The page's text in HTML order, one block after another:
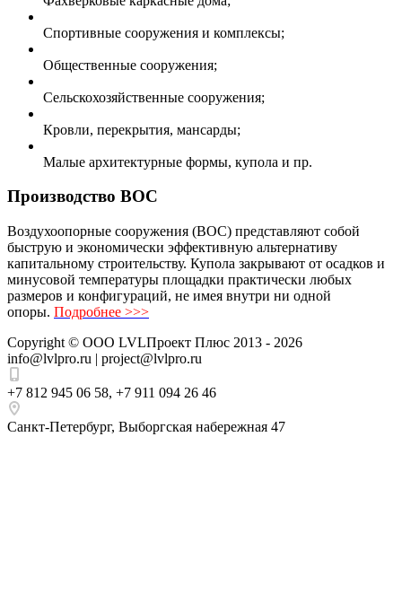
Спортивные сооружения и комплексы;
Общественные сооружения;
Сельскохозяйственные сооружения;
Кровли, перекрытия, мансарды;
Малые архитектурные формы, купола и пр.
Производство ВОС
Воздухоопорные сооружения (ВОС) представляют собой
быструю и экономически эффективную альтернативу
капитальному строительству. Купола закрывают от осадков и
минусовой температуры площадки практически любых
размеров и конфигураций, не имея внутри ни одной
опоры. Подробнее >>>
Copyright © ООО LVLПроект Плюс 2013 - 2026
info@lvlpro.ru | project@lvlpro.ru
+7 812 945 06 58, +7 911 094 26 46
Санкт-Петербург, Выборгская набережная 47